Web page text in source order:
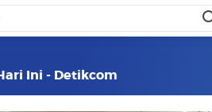
Ini - Detikcom